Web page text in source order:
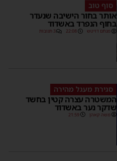
סוף טוב
אותר בחור הישיבה שנעדר
בחוף הנפרד באשדוד
מנחם דויטש 22:08 3 תגובות
סגירת מעגל מהירה
המשטרה עצרה קטין בחשד
שדקר נער באשדוד
משה קאהן 21:59